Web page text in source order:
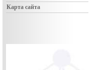
Карта сайта